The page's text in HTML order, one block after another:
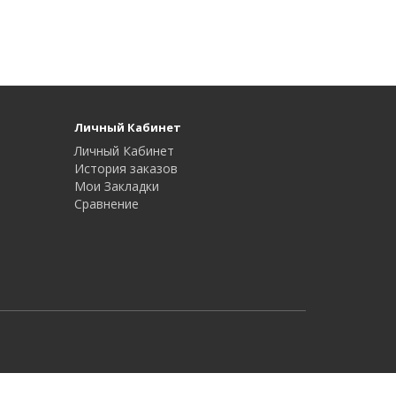
Личный Кабинет
Личный Кабинет
История заказов
Мои Закладки
Сравнение